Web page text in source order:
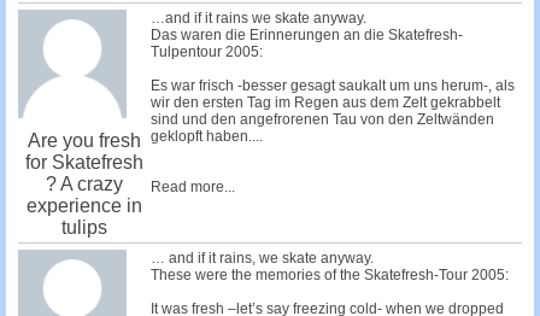
Are you fresh
for Skatefresh
? A crazy
experience in
tulips
…and if it rains we skate anyway.
Das waren die Erinnerungen an die Skatefresh-
Tulpentour 2005:
Es war frisch -besser gesagt saukalt um uns herum-, als
wir den ersten Tag im Regen aus dem Zelt gekrabbelt
sind und den angefrorenen Tau von den Zeltwänden
geklopft haben....
Read more...
… and if it rains, we skate anyway.
These were the memories of the Skatefresh-Tour 2005:
It was fresh –let’s say freezing cold- when we dropped